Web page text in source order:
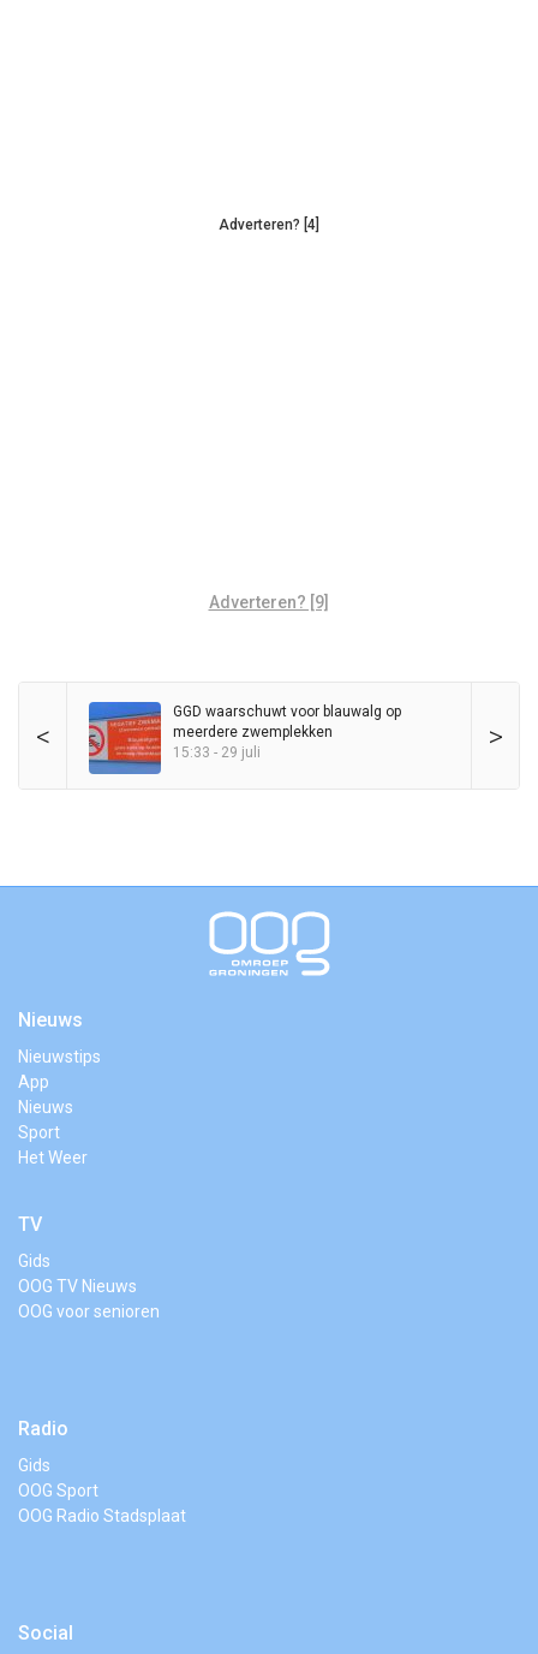
Adverteren? [4]
Adverteren? [9]
< >
GGD waarschuwt voor blauwalg op
meerdere zwemplekken
15:33 - 29 juli
Nieuws
Nieuwstips
App
Nieuws
Sport
Het Weer
TV
Gids
OOG TV Nieuws
OOG voor senioren
Radio
Gids
OOG Sport
OOG Radio Stadsplaat
Social